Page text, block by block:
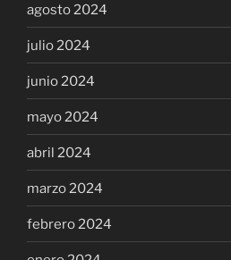
agosto 2024
julio 2024
junio 2024
mayo 2024
abril 2024
marzo 2024
febrero 2024